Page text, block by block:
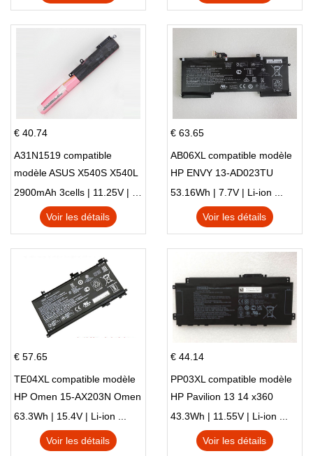
€ 40.74
A31N1519 compatible
modèle ASUS X540S X540L
X540LA-SI302 X540SA
X540S
2900mAh 3cells | 11.25V | Li-ion ...
Voir les détails
€ 63.65
AB06XL compatible modèle
HP ENVY 13-AD023TU
HSTNN-DB8C 921438-855
TPN-I128
53.16Wh | 7.7V | Li-ion ...
Voir les détails
€ 57.65
TE04XL compatible modèle
HP Omen 15-AX203N Omen
15 Series Pavilion 15 Series
63.3Wh | 15.4V | Li-ion ...
Voir les détails
€ 44.14
PP03XL compatible modèle
HP Pavilion 13 14 x360
L83388-AC1 L83388-421
HSTNN-LB8S M01118-421
M01144-005 13-BB 14-DV
43.3Wh | 11.55V | Li-ion ...
Voir les détails